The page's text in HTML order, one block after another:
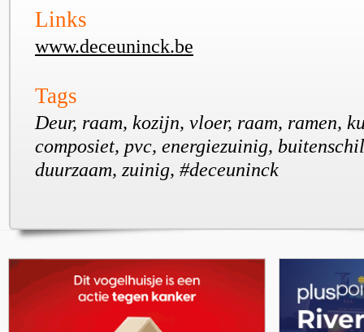
Links
www.deceuninck.be
Tags
Deur, raam, kozijn, vloer, raam, ramen,
composiet, pvc, energiezuinig,
duurzaam, zuinig, #deceuninck